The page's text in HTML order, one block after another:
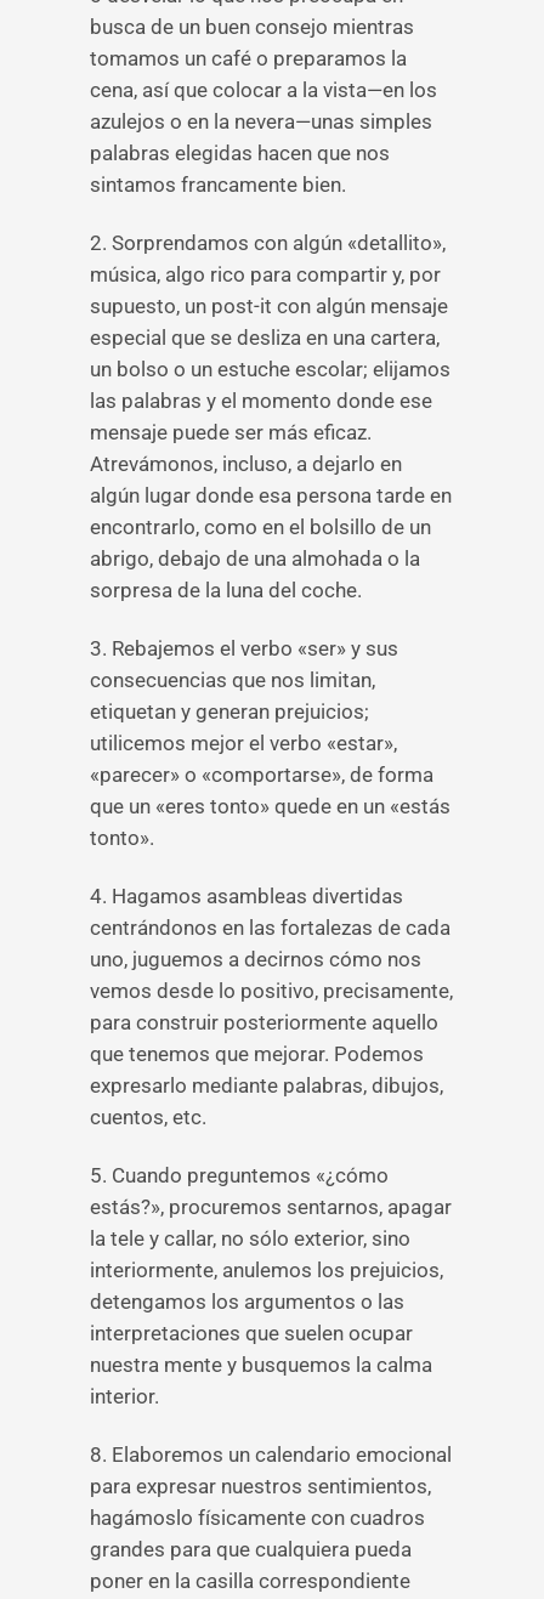
busca de un buen consejo mientras
tomamos un café o preparamos la
cena, así que colocar a la vista—en los
azulejos o en la nevera—unas simples
palabras elegidas hacen que nos
sintamos francamente bien.
2. Sorprendamos con algún «detallito»,
música, algo rico para compartir y, por
supuesto, un post-it con algún mensaje
especial que se desliza en una cartera,
un bolso o un estuche escolar; elijamos
las palabras y el momento donde ese
mensaje puede ser más eficaz.
Atrevámonos, incluso, a dejarlo en
algún lugar donde esa persona tarde en
encontrarlo, como en el bolsillo de un
abrigo, debajo de una almohada o la
sorpresa de la luna del coche.
3. Rebajemos el verbo «ser» y sus
consecuencias que nos limitan,
etiquetan y generan prejuicios;
utilicemos mejor el verbo «estar»,
«parecer» o «comportarse», de forma
que un «eres tonto» quede en un «estás
tonto».
4. Hagamos asambleas divertidas
centrándonos en las fortalezas de cada
uno, juguemos a decirnos cómo nos
vemos desde lo positivo, precisamente,
para construir posteriormente aquello
que tenemos que mejorar. Podemos
expresarlo mediante palabras, dibujos,
cuentos, etc.
5. Cuando preguntemos «¿cómo
estás?», procuremos sentarnos, apagar
la tele y callar, no sólo exterior, sino
interiormente, anulemos los prejuicios,
detengamos los argumentos o las
interpretaciones que suelen ocupar
nuestra mente y busquemos la calma
interior.
8. Elaboremos un calendario emocional
para expresar nuestros sentimientos,
hagámoslo físicamente con cuadros
grandes para que cualquiera pueda
poner en la casilla correspondiente